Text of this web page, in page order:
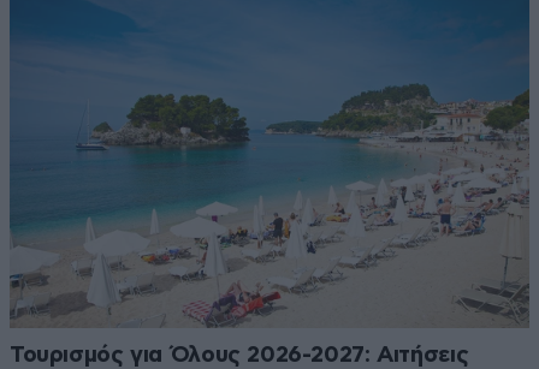
Τουρισμός για Όλους 2026-2027: Αιτήσεις